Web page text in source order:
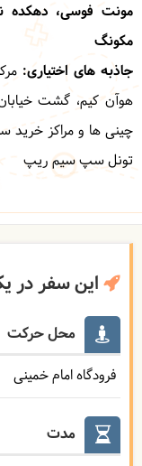
مونت فوسی، دهکده
مکونگ
جاذبه های اختیاری:
هوآن کیم، گشت
چینی ها و مراکز خرید
تونل سپ سیم ریپ
این سفر در
محل حرکت
فرودگاه امام خمینی
مدت